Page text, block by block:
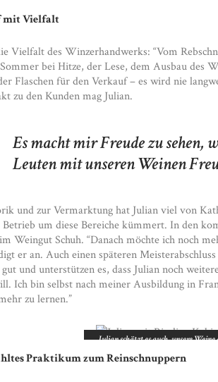
mit Vielfalt
Vielfalt des Winzerhandwerks: “Vom
bei Hitze, der Lese, dem Ausbau des
Flaschen für den Verkauf – es wird nie
zu den Kunden mag Julian.
Es macht mir Freude zu sehen,
Leuten mit unseren Weinen
und zur Vermarktung hat Julian viel von
um diese Bereiche kümmert. In den
Weingut Schuh. “Danach möchte ich noch
er an. Auch einen späteren
und unterstützen es, dass Julian noch
Ich bin selbst nach meiner Ausbildung in
zu lernen.”
Julian schätzt es auch, unsere Weine
Kabinett gehört zu seinen Favoriten.
Praktikum zum Reinschnuppern